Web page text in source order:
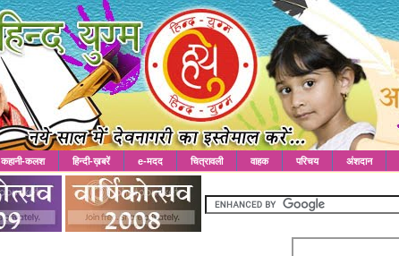
कहानी-कलश हिन्दी-ख़बरें e-मदद चित्रावली वाहक परिचय अंशदान